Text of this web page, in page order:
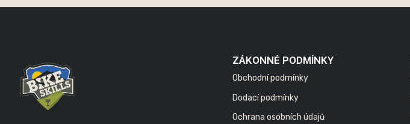
ZÁKONNÉ PODMÍNKY
Obchodní podmínky
Dodací podmínky
Ochrana osobních údajů